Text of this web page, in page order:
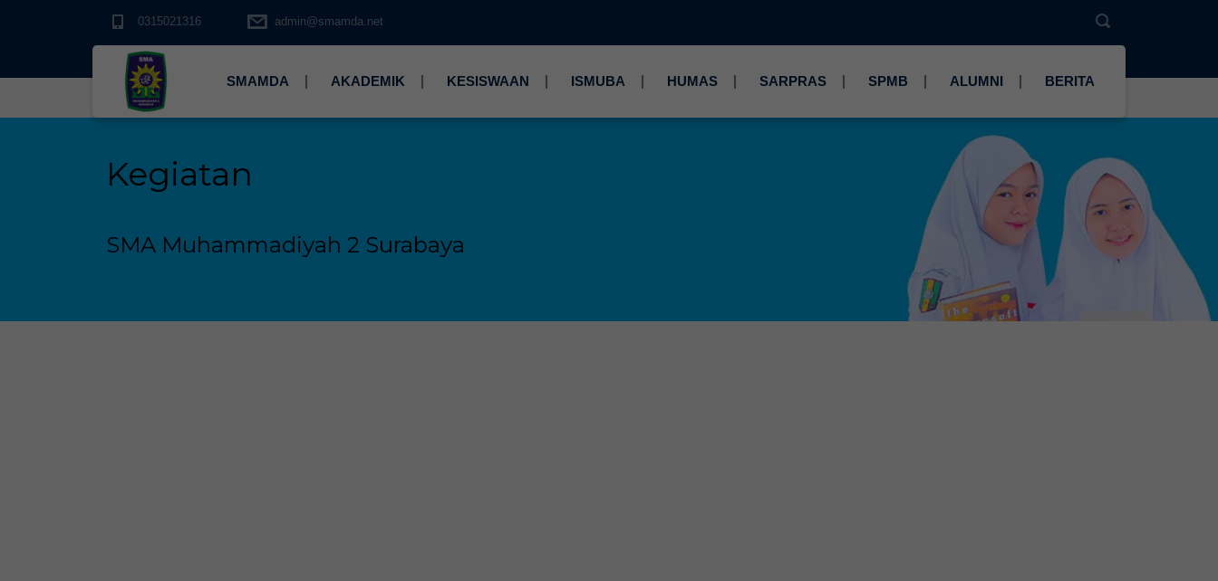
0315021316 admin@smamda.net
SMAMDA AKADEMIK KESISWAAN ISMUBA HUMAS SARPRAS SPMB ALUMNI BERITA
Kegiatan
SMA Muhammadiyah 2 Surabaya